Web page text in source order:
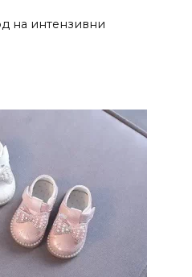
на интензивни